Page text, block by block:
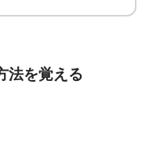
法を覚える